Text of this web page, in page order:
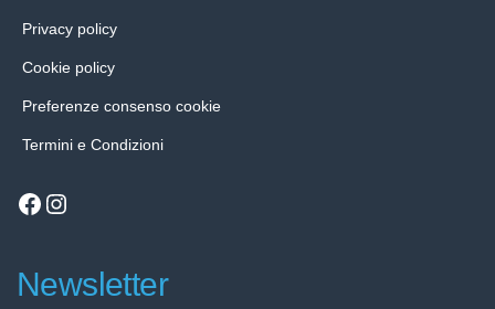
Privacy policy
Cookie policy
Preferenze consenso cookie
Termini e Condizioni
Facebook
Instagram
Newsletter